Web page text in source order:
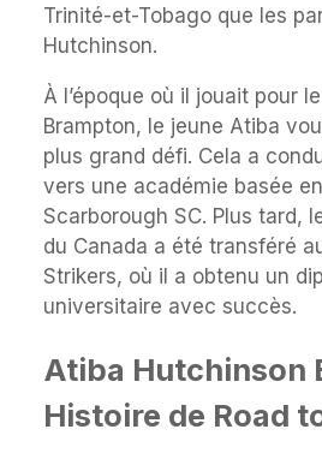
Trinité-et-Tobago que les
Hutchinson.
À l’époque où il jouait pour
Brampton, le jeune Atiba
plus grand défi. Cela a
vers une académie basée
Scarborough SC. Plus tard,
du Canada a été transféré
Strikers, où il a obtenu un
universitaire avec succès.
Atiba Hutchinson
Histoire de Road